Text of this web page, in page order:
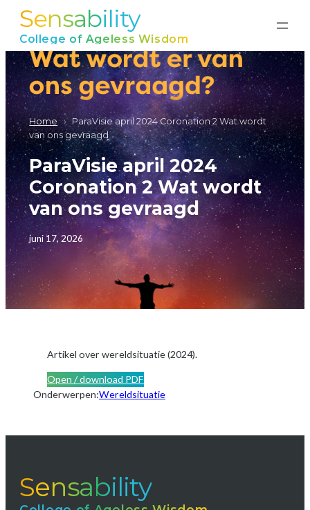
naar
inhoud
Sensability
College of Ageless Wisdom
Home ›
ParaVisie april 2024 Coronation 2 Wat wordt
van ons gevraagd
ParaVisie april 2024
Coronation 2 Wat wordt
van ons gevraagd
juni 17, 2026
Artikel over wereldsituatie (2024).
Open / download PDF
Onderwerpen:Wereldsituatie
Sensability